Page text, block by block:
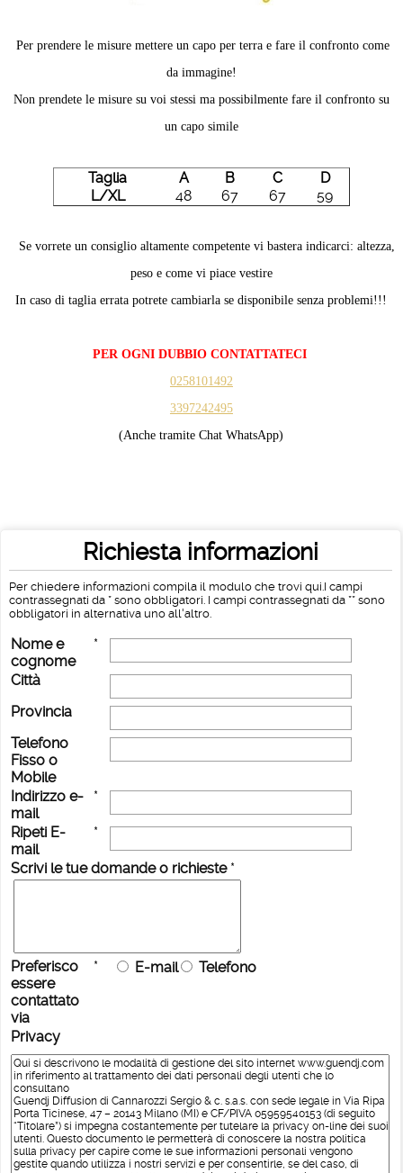
Per prendere le misure mettere un capo per terra e fare il confronto come
da immagine!
Non prendete le misure su voi stessi ma possibilmente fare il confronto su
un capo simile
Taglia A B C
D
L/XL
48 67 67 59
Se vorrete un consiglio altamente competente vi bastera indicarci: altezza,
peso e come vi piace vestire
In caso di taglia errata potrete cambiarla se disponibile senza problemi!!!
PER OGNI DUBBIO CONTATTATECI
0258101492
3397242495
(Anche tramite Chat WhatsApp)
Richiesta informazioni
Per chiedere informazioni compila il modulo che trovi qui.I campi
contrassegnati da * sono obbligatori. I campi contrassegnati da ** sono
obbligatori in alternativa uno all'altro.
Nome e
cognome
*
Città
Provincia
Telefono
Fisso o
Mobile
Indirizzo e-
mail
*
Ripeti E-
mail
*
Scrivi le tue domande o richieste *
Preferisco
essere
contattato
via
* E-mail Telefono
Privacy